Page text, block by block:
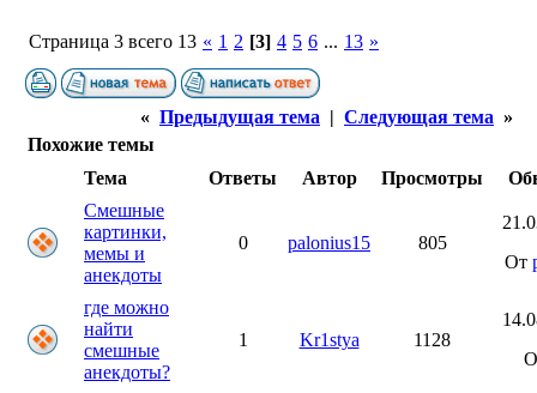
Страница 3 всего 13 « 1 2 [3] 4 5 6 ... 13 »
« Предыдущая тема | Следующая тема »
Похожие темы
Тема
Ответы Автор Просмотры
Смешные
картинки,
мемы и
анекдоты
0 palonius15 805
От
где можно
найти
смешные
анекдоты?
1 Kr1stya 1128